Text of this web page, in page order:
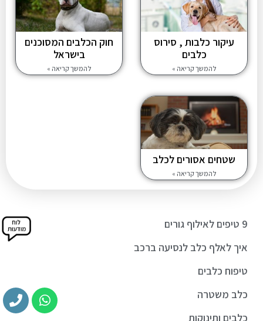
9 טיפים לאילוף גורים
איך לאלף כלב לנסיעה ברכב
טיפוח כלבים
כלב משטרה
כלבים ותינוקות
עיקור כלבות , סירוס
כלבים
להמשך קריאה »
חוק הכלבים המסוכנים
בישראל
להמשך קריאה »
שטחים אסורים לכלב
להמשך קריאה »